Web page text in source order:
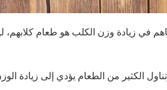
في زيادة وزن الكلب هو طعام
الكثير من الطعام يؤدي إلى زيادة